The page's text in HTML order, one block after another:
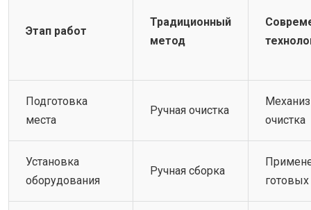
Этап работ
Традиционный
метод
Подготовка
места
Ручная очистка
очистка
Установка
оборудования
Ручная сборка